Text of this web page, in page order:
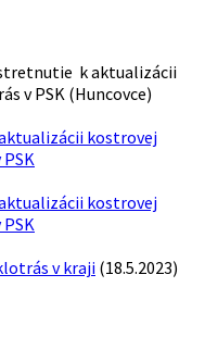
k aktualizácii
v PSK (Huncovce)
kostrovej
kostrovej
v kraji (18.5.2023)